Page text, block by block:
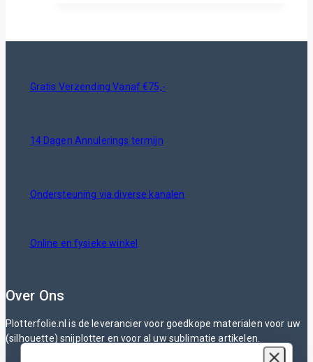
Gratis Verzending Vanaf €75,-
14 Dagen Annulerings termijn
Ondersteuning via diverse kanalen
Online en fysieke winkel
Over Ons
Plotterfolie.nl is de leverancier voor goedkope materialen voor uw
(silhouette) snijplotter en voor al uw sublimatie artikelen.